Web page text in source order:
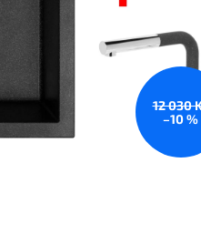
12 030
–10 %